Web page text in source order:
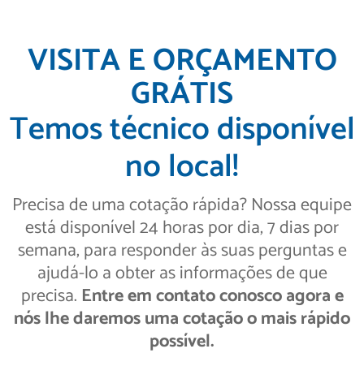
VISITA E ORÇAMENTO
GRÁTIS
Temos técnico disponível
no local!
Precisa de uma cotação rápida? Nossa equipe
está disponível 24 horas por dia, 7 dias por
semana, para responder às suas perguntas e
ajudá-lo a obter as informações de que
precisa. Entre em contato conosco agora e
nós lhe daremos uma cotação o mais rápido
possível.